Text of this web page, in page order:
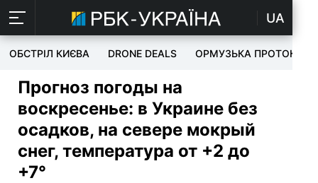
UA
ОБСТРІЛ КИЄВА DRONE DEALS ОРМУЗЬКА ПРОТОКА
Прогноз погоды на
воскресенье: в Украине без
осадков, на севере мокрый
снег, температура от +2 до
+7°